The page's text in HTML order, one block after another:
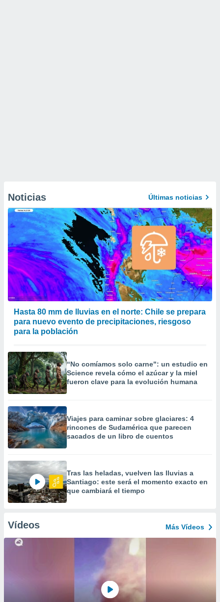
Noticias Últimas noticias
Hasta 80 mm de lluvias en el norte: Chile se prepara
para nuevo evento de precipitaciones, riesgoso
para la población
“No comíamos solo carne": un estudio en
Science revela cómo el azúcar y la miel
fueron clave para la evolución humana
Viajes para caminar sobre glaciares: 4
rincones de Sudamérica que parecen
sacados de un libro de cuentos
Tras las heladas, vuelven las lluvias a
Santiago: este será el momento exacto en
que cambiará el tiempo
Vídeos Más Vídeos